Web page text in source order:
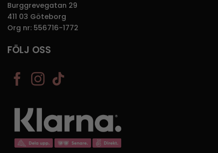
Burggrevegatan 29
411 03 Göteborg
Org nr: 556716-1772
FÖLJ OSS